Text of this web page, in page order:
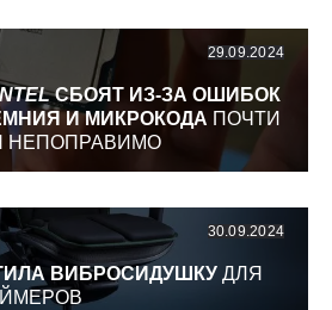
29.09.2024
СБОЯТ ИЗ-ЗА ОШИБОК
И МИКРОКОДА ПОЧТИ
НЕПОПРАВИМО
30.09.2024
ВИБРОСИДУШКУ ДЛЯ